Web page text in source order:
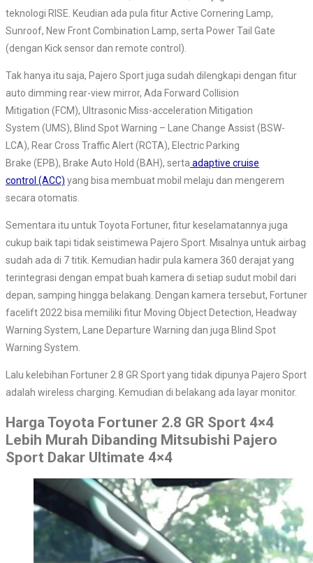
teknologi RISE. Keudian ada pula fitur Active Cornering Lamp,
Sunroof, New Front Combination Lamp, serta Power Tail Gate
(dengan Kick sensor dan remote control).
Tak hanya itu saja, Pajero Sport juga sudah dilengkapi dengan fitur
auto dimming rear-view mirror, Ada Forward Collision
Mitigation (FCM), Ultrasonic Miss-acceleration Mitigation
System (UMS), Blind Spot Warning – Lane Change Assist (BSW-
LCA), Rear Cross Traffic Alert (RCTA), Electric Parking
Brake (EPB), Brake Auto Hold (BAH), serta adaptive cruise
control (ACC) yang bisa membuat mobil melaju dan mengerem
secara otomatis.
Sementara itu untuk Toyota Fortuner, fitur keselamatannya juga
cukup baik tapi tidak seistimewa Pajero Sport. Misalnya untuk airbag
sudah ada di 7 titik. Kemudian hadir pula kamera 360 derajat yang
terintegrasi dengan empat buah kamera di setiap sudut mobil dari
depan, samping hingga belakang. Dengan kamera tersebut, Fortuner
facelift 2022 bisa memiliki fitur Moving Object Detection, Headway
Warning System, Lane Departure Warning dan juga Blind Spot
Warning System.
Lalu kelebihan Fortuner 2.8 GR Sport yang tidak dipunya Pajero Sport
adalah wireless charging. Kemudian di belakang ada layar monitor.
Harga Toyota Fortuner 2.8 GR Sport 4×4
Lebih Murah Dibanding Mitsubishi Pajero
Sport Dakar Ultimate 4×4